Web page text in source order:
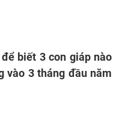
biết 3 con giáp nào
vào 3 tháng đầu năm